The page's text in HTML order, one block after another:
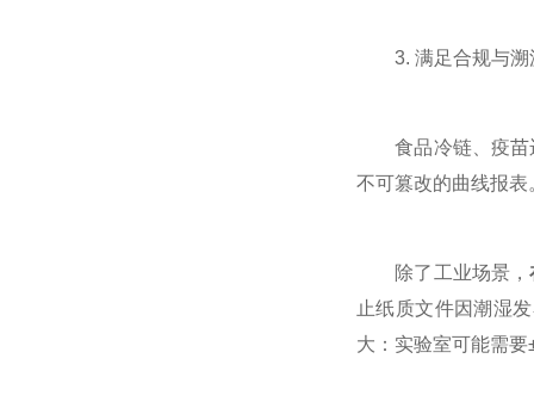
3. 满足合规与溯
食品冷链、疫苗运
不可篡改的曲线报
除了工业场景，
止纸质文件因潮湿
大：实验室可能需